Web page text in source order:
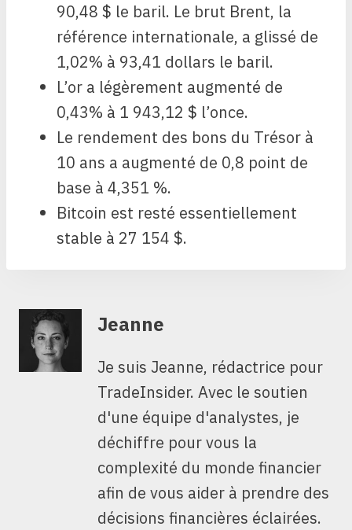
90,48 $ le baril. Le brut Brent, la
référence internationale, a glissé de
1,02% à 93,41 dollars le baril.
L’or a légèrement augmenté de
0,43% à 1 943,12 $ l’once.
Le rendement des bons du Trésor à
10 ans a augmenté de 0,8 point de
base à 4,351 %.
Bitcoin est resté essentiellement
stable à 27 154 $.
Jeanne
Je suis Jeanne, rédactrice pour
TradeInsider. Avec le soutien
d'une équipe d'analystes, je
déchiffre pour vous la
complexité du monde financier
afin de vous aider à prendre des
décisions financières éclairées.